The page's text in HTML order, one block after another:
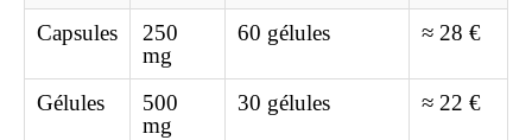
Capsules
250
mg
60 gélules ≈ 28 €
Gélules
500
mg
30 gélules ≈ 22 €